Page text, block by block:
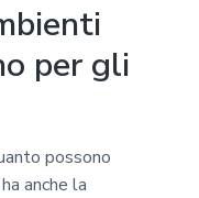
per gli
possono
anche la